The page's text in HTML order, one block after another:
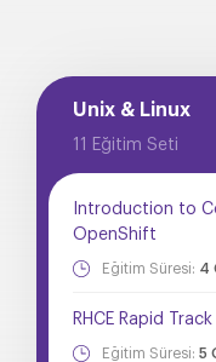
Unix & Linux
11 Eğitim Seti
Introduction to
OpenShift
Eğitim Süresi: 4
RHCE Rapid Track
Eğitim Süresi: 5